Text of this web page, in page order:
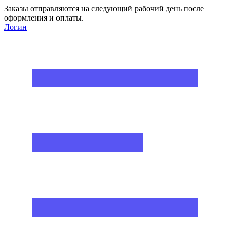
Заказы отправляются на следующий рабочий день после
оформления и оплаты.
Логин